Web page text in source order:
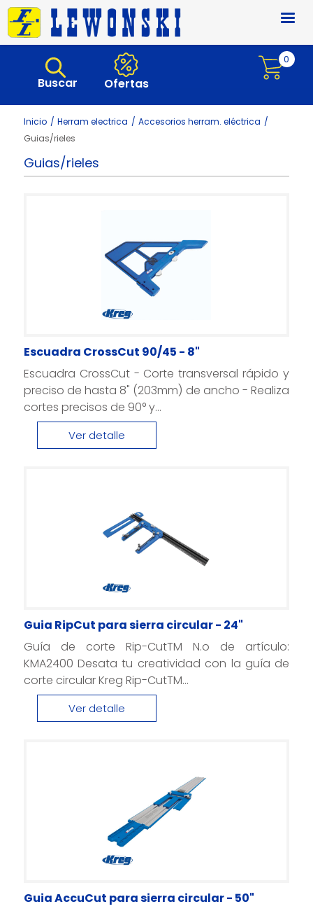
Pasar al contenido principal
Buscar Ofertas
0
Inicio Herram electrica
Accesorios herram. eléctrica
Guias/rieles
Guias/rieles
Escuadra CrossCut 90/45 - 8"
Escuadra CrossCut - Corte transversal rápido y
preciso de hasta 8" (203mm) de ancho - Realiza
cortes precisos de 90° y...
Ver detalle
Guia RipCut para sierra circular - 24"
Guía de corte Rip-CutTM N.o de artículo:
KMA2400 Desata tu creatividad con la guía de
corte circular Kreg Rip-CutTM...
Ver detalle
Guia AccuCut para sierra circular - 50"